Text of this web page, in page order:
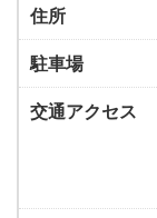
住所
駐車場
交通アクセス